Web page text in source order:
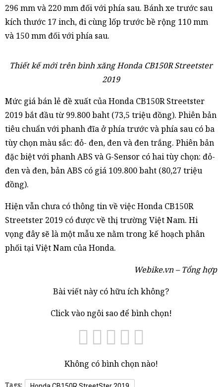
296 mm và 220 mm đối với phía sau. Bánh xe trước sau
kích thước 17 inch, đi cùng lốp trước bề rộng 110 mm
và 150 mm đối với phía sau.
Thiết kế mới trên bình xăng Honda CB150R Streetster
2019
Mức giá bán lẻ đề xuất của Honda CB150R Streetster
2019 bắt đầu từ 99.800 baht (73,5 triệu đồng). Phiên bản
tiêu chuẩn với phanh đĩa ở phía trước và phía sau có ba
tùy chọn màu sắc: đỏ- đen, đen và đen trắng. Phiên bản
đặc biệt với phanh ABS và G-Sensor có hai tùy chọn: đỏ-
đen và đen, bản ABS có giá 109.800 baht (80,27 triệu
đồng).
Hiện vẫn chưa có thông tin về việc Honda CB150R
Streetster 2019 có được về thị trường Việt Nam. Hi
vọng đây sẽ là một mẫu xe nằm trong kế hoạch phân
phối tại Việt Nam của Honda.
Webike.vn – Tổng hợp
Bài viết này có hữu ích không?
Click vào ngôi sao để bình chọn!
Không có bình chọn nào!
Tags: